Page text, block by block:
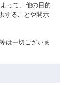
って、他の目的
することや開示
は一切ございま